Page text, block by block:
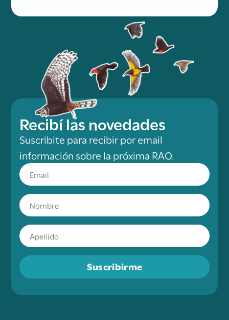
Recibí las novedades
Suscribite para recibir por email
información sobre la próxima RAO.
Suscribirme